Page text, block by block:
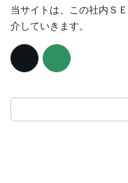
当サイトは、この社内Ｓ
介していきます。